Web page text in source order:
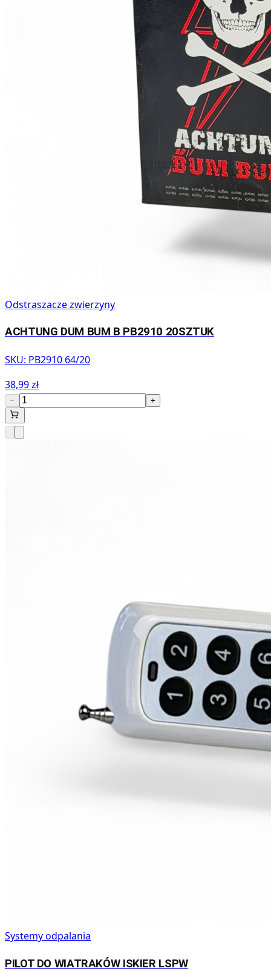
Odstraszacze zwierzyny
ACHTUNG DUM BUM B PB2910 20SZTUK
SKU: PB2910 64/20
38,99 zł
− +
Systemy odpalania
PILOT DO WIATRAKÓW ISKIER LSPW